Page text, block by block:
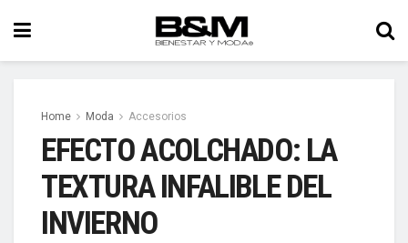
Home Moda Accesorios
EFECTO ACOLCHADO: LA
TEXTURA INFALIBLE DEL
INVIERNO